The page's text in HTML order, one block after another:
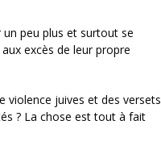
peu plus et surtout se
excès de leur propre
violence juives et des versets
? La chose est tout à fait